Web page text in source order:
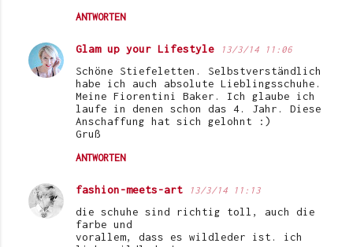
ANTWORTEN
Glam up your Lifestyle 13/3/14 11:06
Schöne Stiefeletten. Selbstverständlich
habe ich auch absolute Lieblingsschuhe.
Meine Fiorentini Baker. Ich glaube ich
laufe in denen schon das 4. Jahr. Diese
Anschaffung hat sich gelohnt :)
Gruß
ANTWORTEN
fashion-meets-art 13/3/14 11:13
die schuhe sind richtig toll, auch die
farbe und
vorallem, dass es wildleder ist. ich